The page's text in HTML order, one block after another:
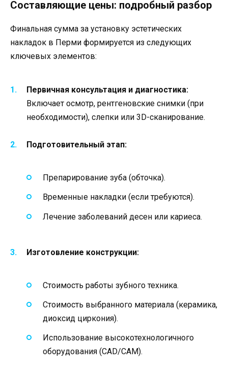
Составляющие цены: подробный разбор
Финальная сумма за установку эстетических
накладок в Перми формируется из следующих
ключевых элементов:
Первичная консультация и диагностика:
Включает осмотр, рентгеновские снимки (при
необходимости), слепки или 3D-сканирование.
Подготовительный этап:
Препарирование зуба (обточка).
Временные накладки (если требуются).
Лечение заболеваний десен или кариеса.
Изготовление конструкции:
Стоимость работы зубного техника.
Стоимость выбранного материала (керамика,
диоксид циркония).
Использование высокотехнологичного
оборудования (CAD/CAM).